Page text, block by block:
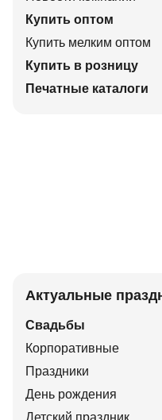
Купить оптом
Купить мелким оптом
Купить в розницу
Печатные каталоги
Актуальные
Свадьбы
Корпоративные
Праздники
День рождения
Детский праздник